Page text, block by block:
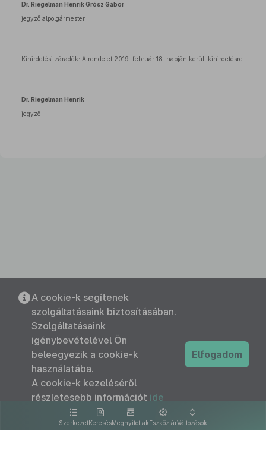
Dr. Riegelman HenrikGrósz Gábor
jegyző alpolgármester
Kihirdetési záradék: A rendelet 2019. február 18. napján került kihirdetésre.
Dr. Riegelman Henrik
jegyző
SzerkezetKeresésMegnyitottakEszköztárVáltozások
A cookie-k segítenek
szolgáltatásaink biztosításában.
Szolgáltatásaink
igénybevételével Ön
beleegyezik a cookie-k
használatába.
A cookie-k kezeléséről
részletesebb információt ide
kattintva olvashat.
Elfogadom